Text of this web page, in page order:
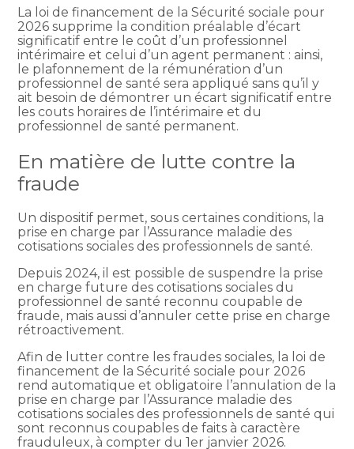
La loi de financement de la Sécurité sociale pour
2026 supprime la condition préalable d’écart
significatif entre le coût d’un professionnel
intérimaire et celui d’un agent permanent : ainsi,
le plafonnement de la rémunération d’un
professionnel de santé sera appliqué sans qu’il y
ait besoin de démontrer un écart significatif entre
les couts horaires de l’intérimaire et du
professionnel de santé permanent.
En matière de lutte contre la
fraude
Un dispositif permet, sous certaines conditions, la
prise en charge par l’Assurance maladie des
cotisations sociales des professionnels de santé.
Depuis 2024, il est possible de suspendre la prise
en charge future des cotisations sociales du
professionnel de santé reconnu coupable de
fraude, mais aussi d’annuler cette prise en charge
rétroactivement.
Afin de lutter contre les fraudes sociales, la loi de
financement de la Sécurité sociale pour 2026
rend automatique et obligatoire l’annulation de la
prise en charge par l’Assurance maladie des
cotisations sociales des professionnels de santé qui
sont reconnus coupables de faits à caractère
frauduleux, à compter du 1er janvier 2026.